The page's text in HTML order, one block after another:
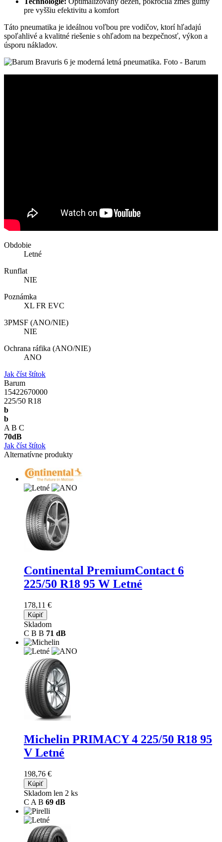
pre vyššiu efektivitu a komfort
Táto pneumatika je ideálnou voľbou pre vodičov, ktorí hľadajú
spoľahlivé a kvalitné riešenie s ohľadom na bezpečnosť, výkon a
úsporu nákladov.
Obdobie
Letné
Runflat
NIE
Poznámka
XL FR EVC
3PMSF (ANO/NIE)
NIE
Ochrana ráfika (ANO/NIE)
ANO
Jak číst štítok
Barum
15422670000
225/50 R18
b
b
A B C
70dB
Jak číst štítok
Alternatívne produkty
Continental PremiumContact 6
225/50 R18 95 W Letné
178,11 €
Kúpiť
Skladom
C B B 71 dB
Michelin PRIMACY 4 225/50 R18 95
V Letné
198,76 €
Kúpiť
Skladom len 2 ks
C A B 69 dB